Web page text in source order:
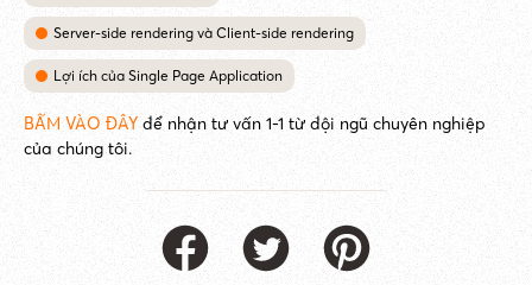
Server-side rendering và Client-side rendering
Lợi ích của Single Page Application
BẤM VÀO ĐÂY để nhận tư vấn 1-1 từ đội ngũ chuyên nghiệp
của chúng tôi.